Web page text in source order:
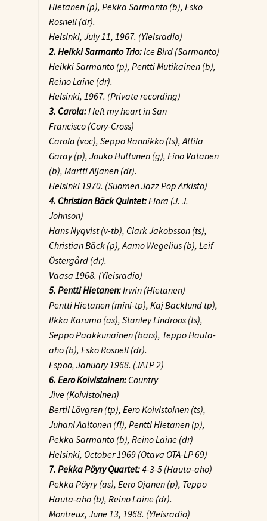
Hietanen (p), Pekka Sarmanto (b), Esko
Rosnell (dr).
Helsinki, July 11, 1967. (Yleisradio)
2. Heikki Sarmanto Trio:Ice Bird(Sarmanto)
Heikki Sarmanto (p), Pentti Mutikainen (b),
Reino Laine (dr).
Helsinki, 1967. (Private recording)
3. Carola:I left my heart in San
Francisco(Cory-Cross)
Carola (voc), Seppo Rannikko (ts), Attila
Garay (p), Jouko Huttunen (g), Eino Vatanen
(b), Martti Äijänen (dr).
Helsinki 1970. (Suomen Jazz Pop Arkisto)
4. Christian Bäck Quintet:Elora (J. J.
Johnson)
Hans Nyqvist (v-tb), Clark Jakobsson (ts),
Christian Bäck (p), Aarno Wegelius (b), Leif
Östergård (dr).
Vaasa 1968. (Yleisradio)
5. Pentti Hietanen:Irwin (Hietanen)
Pentti Hietanen (mini-tp), Kaj Backlund tp),
Ilkka Karumo (as), Stanley Lindroos (ts),
Seppo Paakkunainen (bars), Teppo Hauta-
aho (b), Esko Rosnell (dr).
Espoo, January 1968. (JATP 2)
6. Eero Koivistoinen:Country
Jive(Koivistoinen)
Bertil Lövgren (tp), Eero Koivistoinen (ts),
Juhani Aaltonen (fl), Pentti Hietanen (p),
Pekka Sarmanto (b), Reino Laine (dr)
Helsinki, October 1969 (Otava OTA-LP 69)
7. Pekka Pöyry Quartet:4-3-5 (Hauta-aho)
Pekka Pöyry (as), Eero Ojanen (p), Teppo
Hauta-aho (b), Reino Laine (dr).
Montreux, June 13, 1968. (Yleisradio)